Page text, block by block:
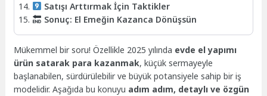
Satışı Arttırmak İçin Taktikler
Sonuç: El Emeğin Kazanca Dönüşsün
Mükemmel bir soru! Özellikle 2025 yılında evde el yapımı
ürün satarak para kazanmak, küçük sermayeyle
başlanabilen, sürdürülebilir ve büyük potansiyele sahip bir iş
modelidir. Aşağıda bu konuyu adım adım, detaylı ve özgün